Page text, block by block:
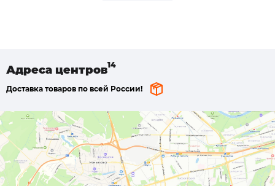
Адреса центров
Доставка товаров по всей России!